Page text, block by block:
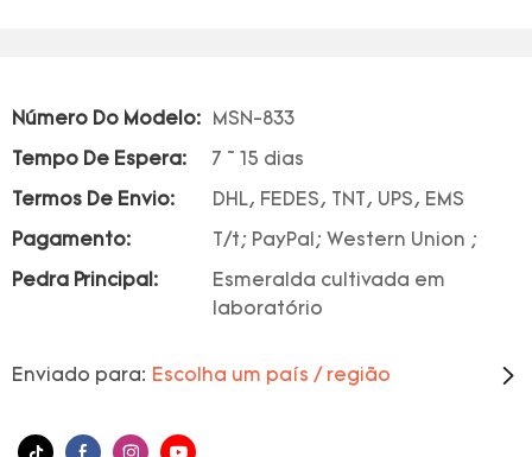
Número Do Modelo: MSN-833
Tempo De Espera: 7 ~ 15 dias
Termos De Envio: DHL, FEDES, TNT, UPS, EMS
Pagamento: T/t; PayPal; Western Union ;
Pedra Principal:
Esmeralda cultivada em
laboratório
Enviado para: Escolha um país / região